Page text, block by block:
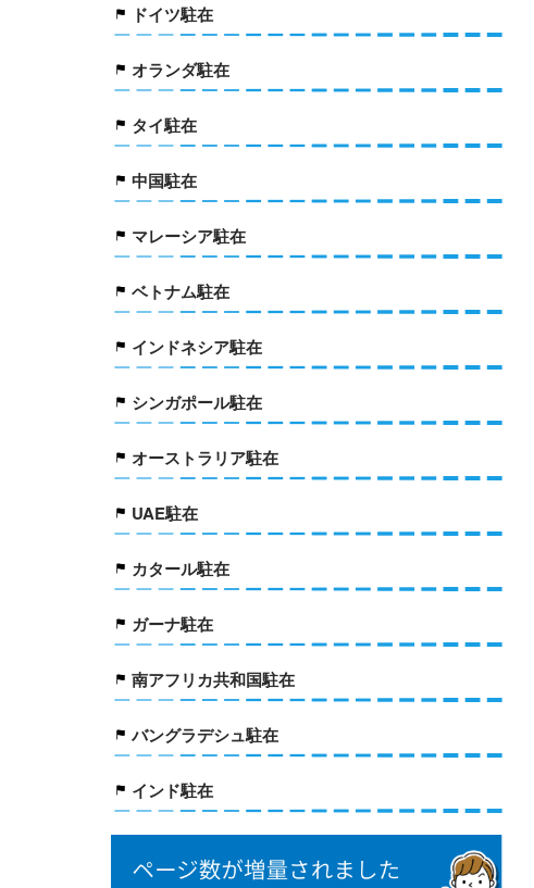
ドイツ駐在
オランダ駐在
タイ駐在
中国駐在
マレーシア駐在
ベトナム駐在
インドネシア駐在
シンガポール駐在
オーストラリア駐在
UAE駐在
カタール駐在
ガーナ駐在
南アフリカ共和国駐在
バングラデシュ駐在
インド駐在